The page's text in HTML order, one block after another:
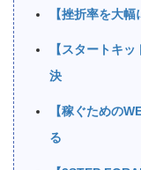
【挫折率を大
【スタートキ
決
【稼ぐための
る